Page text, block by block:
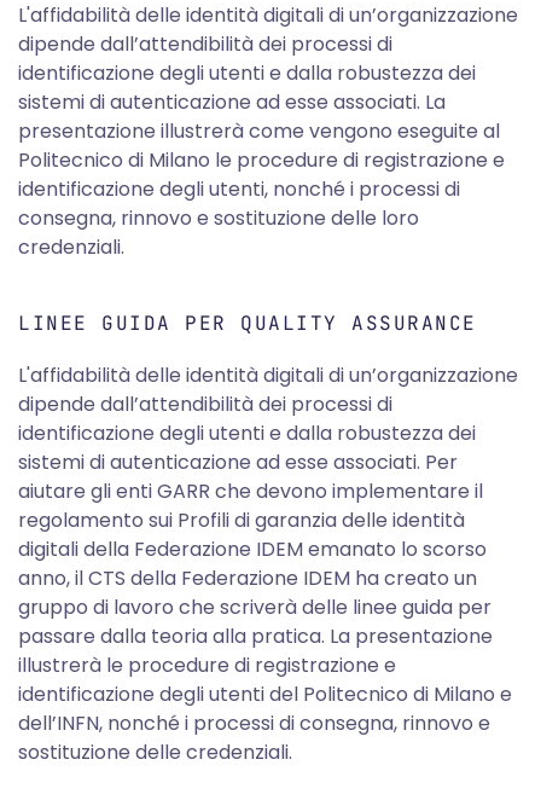
L'affidabilità delle identità digitali di un’organizzazione
dipende dall’attendibilità dei processi di
identificazione degli utenti e dalla robustezza dei
sistemi di autenticazione ad esse associati. La
presentazione illustrerà come vengono eseguite al
Politecnico di Milano le procedure di registrazione e
identificazione degli utenti, nonché i processi di
consegna, rinnovo e sostituzione delle loro
credenziali.
LINEE GUIDA PER QUALITY ASSURANCE
L'affidabilità delle identità digitali di un’organizzazione
dipende dall’attendibilità dei processi di
identificazione degli utenti e dalla robustezza dei
sistemi di autenticazione ad esse associati. Per
aiutare gli enti GARR che devono implementare il
regolamento sui Profili di garanzia delle identità
digitali della Federazione IDEM emanato lo scorso
anno, il CTS della Federazione IDEM ha creato un
gruppo di lavoro che scriverà delle linee guida per
passare dalla teoria alla pratica. La presentazione
illustrerà le procedure di registrazione e
identificazione degli utenti del Politecnico di Milano e
dell’INFN, nonché i processi di consegna, rinnovo e
sostituzione delle credenziali.